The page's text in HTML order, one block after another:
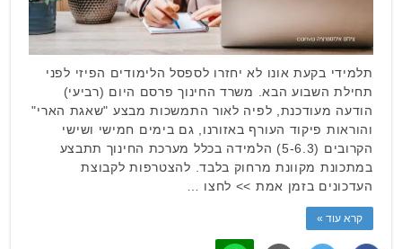
תלמידי בקעת אונו לא יחזרו לספסל הלימודים הפיזי לפני
תחילת השבוע הבא. משרד החינוך פרסם היום (רביעי)
הודעה מעודכנת, לפיה לאור התמשכות מבצע "שאגת הארי"
והוראות פיקוד העורף באזורנו, גם בימים חמישי ושישי
הקרובים (5-6.3) הלמידה בכלל מערכת החינוך תתבצע
במתכונת מקוונת מרחוק בלבד. להצטרפות לקבוצת
העדכונים בזמן אמת >> לחצו …
קרא עוד »